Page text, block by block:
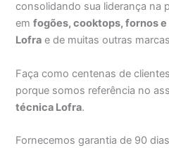
consolidando sua liderança na
emfogões, cooktops, fornos
Lofra e de muitas outras
Faça como centenas de
porque somos referência no
técnica Lofra.
Fornecemos garantia de 90